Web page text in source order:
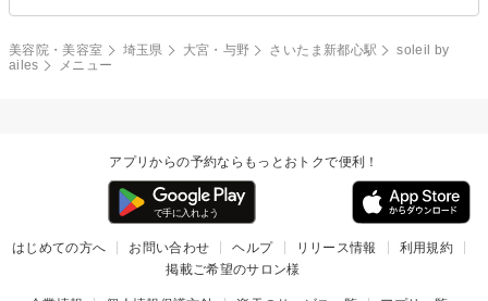
美容院・美容室 埼玉県 大宮・与野 さいたま新都心駅
soleil by
ailes
メニュー
アプリからの予約ならもっとおトクで便利！
はじめての方へ お問い合わせ ヘルプ リリース情報
利用規約
掲載ご希望のサロン様